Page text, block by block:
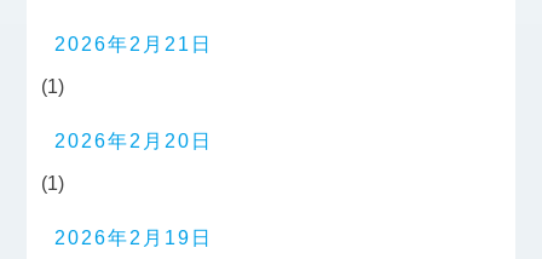
2026年2月21日
(1)
2026年2月20日
(1)
2026年2月19日